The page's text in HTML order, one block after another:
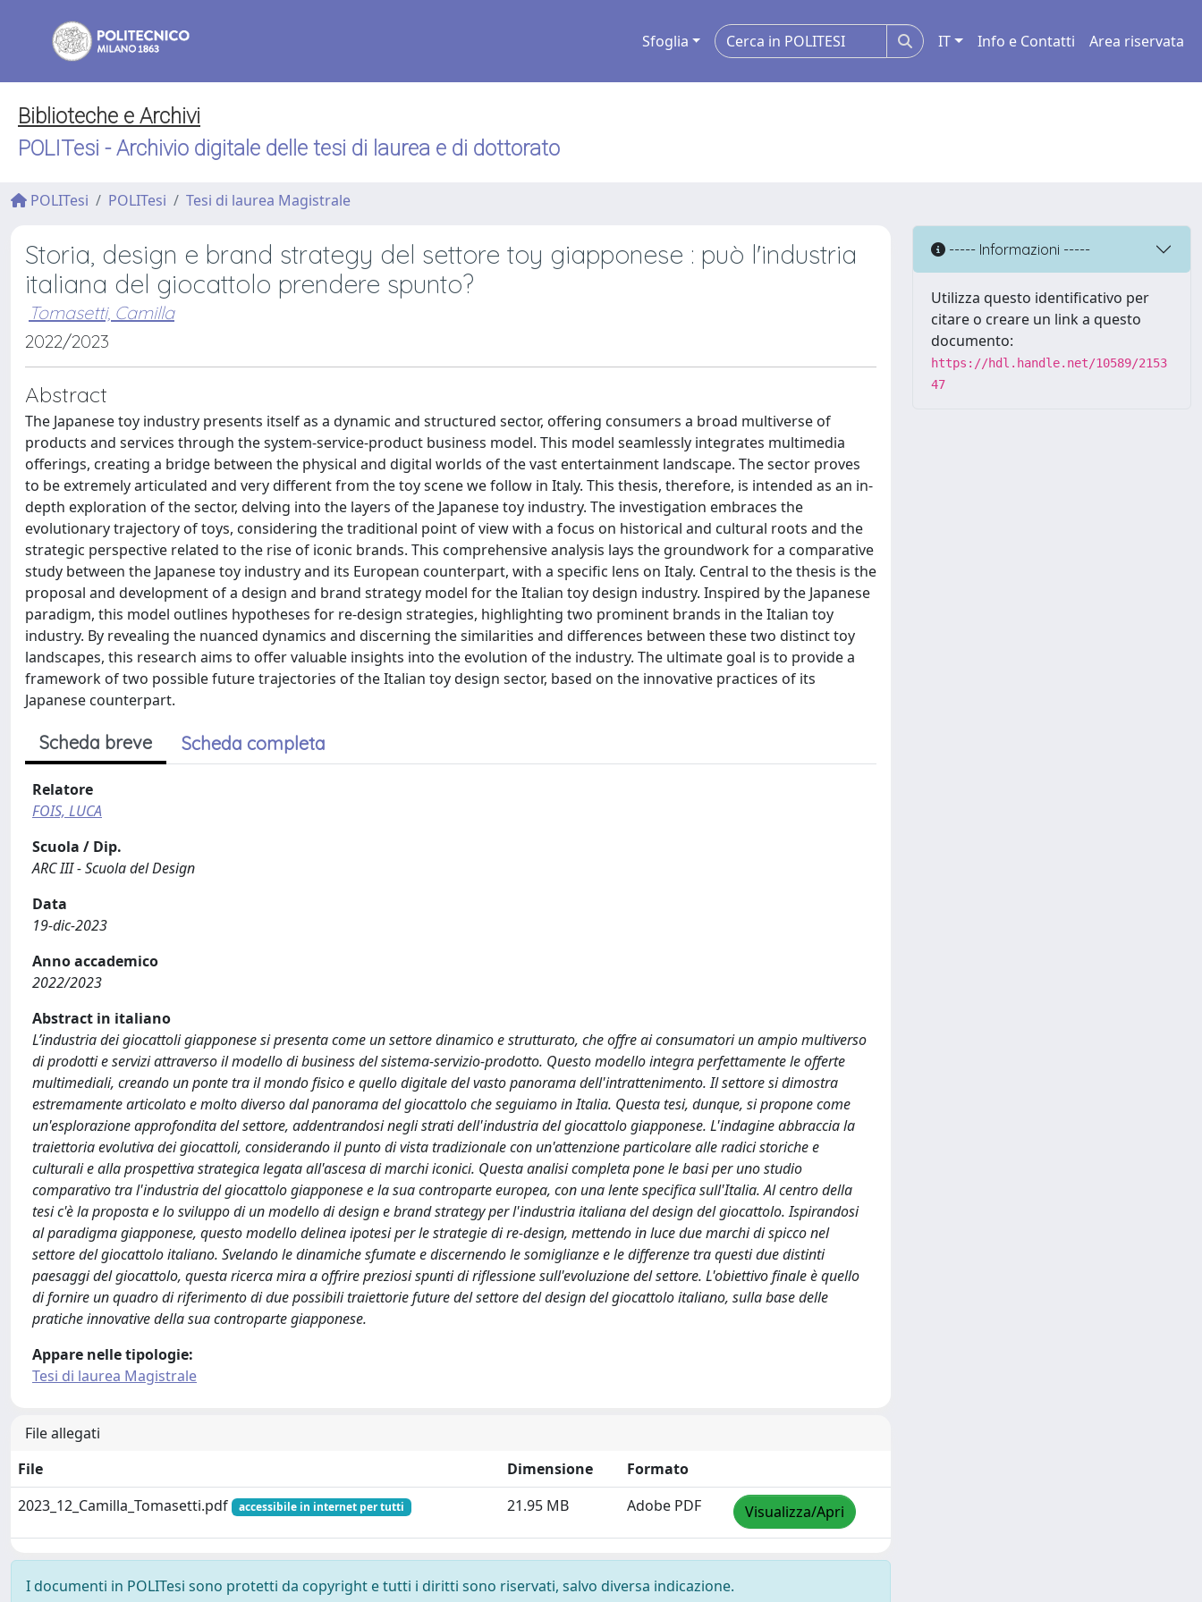
Sfoglia IT Info e Contatti Area riservata
Biblioteche e Archivi
POLITesi - Archivio digitale delle tesi di laurea e di dottorato
POLITesi POLITesi Tesi di laurea Magistrale
Storia, design e brand strategy del settore toy giapponese : può l'industria
italiana del giocattolo prendere spunto?
Tomasetti, Camilla
2022/2023
Abstract
The Japanese toy industry presents itself as a dynamic and structured sector, offering consumers a broad multiverse of
products and services through the system-service-product business model. This model seamlessly integrates multimedia
offerings, creating a bridge between the physical and digital worlds of the vast entertainment landscape. The sector proves
to be extremely articulated and very different from the toy scene we follow in Italy. This thesis, therefore, is intended as an in-
depth exploration of the sector, delving into the layers of the Japanese toy industry. The investigation embraces the
evolutionary trajectory of toys, considering the traditional point of view with a focus on historical and cultural roots and the
strategic perspective related to the rise of iconic brands. This comprehensive analysis lays the groundwork for a comparative
study between the Japanese toy industry and its European counterpart, with a specific lens on Italy. Central to the thesis is the
proposal and development of a design and brand strategy model for the Italian toy design industry. Inspired by the Japanese
paradigm, this model outlines hypotheses for re-design strategies, highlighting two prominent brands in the Italian toy
industry. By revealing the nuanced dynamics and discerning the similarities and differences between these two distinct toy
landscapes, this research aims to offer valuable insights into the evolution of the industry. The ultimate goal is to provide a
framework of two possible future trajectories of the Italian toy design sector, based on the innovative practices of its
Japanese counterpart.
Scheda breve Scheda completa
Relatore
FOIS, LUCA
Scuola / Dip.
ARC III - Scuola del Design
Data
19-dic-2023
Anno accademico
2022/2023
Abstract in italiano
L’industria dei giocattoli giapponese si presenta come un settore dinamico e strutturato, che offre ai consumatori un ampio multiverso
di prodotti e servizi attraverso il modello di business del sistema-servizio-prodotto. Questo modello integra perfettamente le offerte
multimediali, creando un ponte tra il mondo fisico e quello digitale del vasto panorama dell'intrattenimento. Il settore si dimostra
estremamente articolato e molto diverso dal panorama del giocattolo che seguiamo in Italia. Questa tesi, dunque, si propone come
un'esplorazione approfondita del settore, addentrandosi negli strati dell'industria del giocattolo giapponese. L'indagine abbraccia la
traiettoria evolutiva dei giocattoli, considerando il punto di vista tradizionale con un'attenzione particolare alle radici storiche e
culturali e alla prospettiva strategica legata all'ascesa di marchi iconici. Questa analisi completa pone le basi per uno studio
comparativo tra l'industria del giocattolo giapponese e la sua controparte europea, con una lente specifica sull'Italia. Al centro della
tesi c'è la proposta e lo sviluppo di un modello di design e brand strategy per l'industria italiana del design del giocattolo. Ispirandosi
al paradigma giapponese, questo modello delinea ipotesi per le strategie di re-design, mettendo in luce due marchi di spicco nel
settore del giocattolo italiano. Svelando le dinamiche sfumate e discernendo le somiglianze e le differenze tra questi due distinti
paesaggi del giocattolo, questa ricerca mira a offrire preziosi spunti di riflessione sull'evoluzione del settore. L'obiettivo finale è quello
di fornire un quadro di riferimento di due possibili traiettorie future del settore del design del giocattolo italiano, sulla base delle
pratiche innovative della sua controparte giapponese.
Appare nelle tipologie:
Tesi di laurea Magistrale
File allegati
File
Dimensione
Formato
2023_12_Camilla_Tomasetti.pdf
accessibile in internet per tutti 21.95 MB Adobe PDF Visualizza/Apri
I documenti in POLITesi sono protetti da copyright e tutti i diritti sono riservati, salvo diversa indicazione.
----- Informazioni -----
Utilizza questo identificativo per
citare o creare un link a questo
documento:
https://hdl.handle.net/10589/2153
47